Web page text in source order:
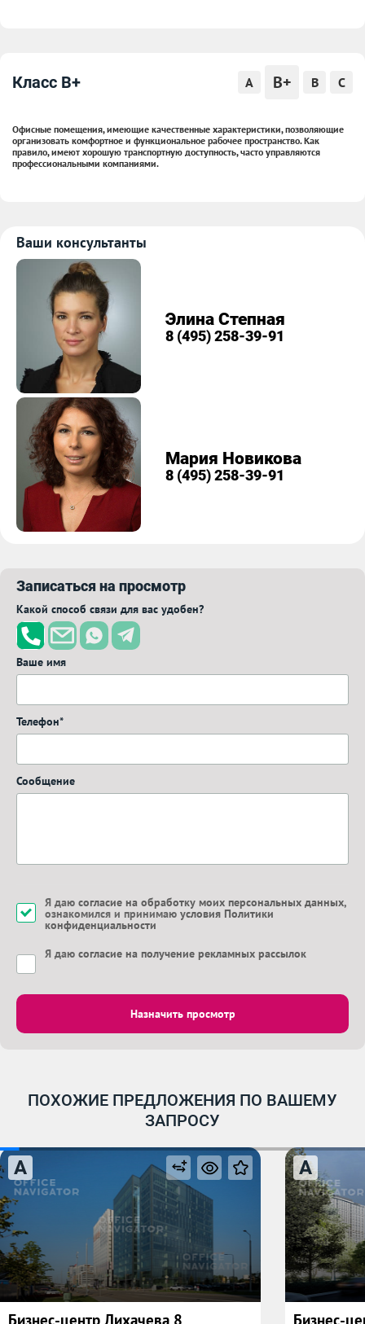
Класс B+ A B+ B C
Офисные помещения, имеющие качественные характеристики, позволяющие
организовать комфортное и функциональное рабочее пространство. Как
правило, имеют хорошую транспортную доступность, часто управляются
профессиональными компаниями.
Ваши консультанты
Элина Степная
8 (495) 258-39-91
Мария Новикова
8 (495) 258-39-91
Записаться на просмотр
Какой способ связи для вас удобен?
Ваше имя
Телефон*
Сообщение
Я даю согласие на обработку моих персональных данных,
ознакомился и принимаю условия Политики
конфиденциальности
Я даю согласие на получение рекламных рассылок
Назначить просмотр
ПОХОЖИЕ ПРЕДЛОЖЕНИЯ ПО ВАШЕМУ
ЗАПРОСУ
A A